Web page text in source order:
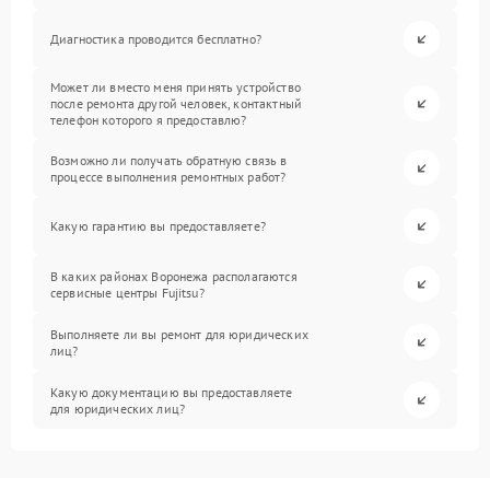
Диагностика проводится бесплатно?
Может ли вместо меня принять устройство
после ремонта другой человек, контактный
телефон которого я предоставлю?
Возможно ли получать обратную связь в
процессе выполнения ремонтных работ?
Какую гарантию вы предоставляете?
В каких районах Воронежа располагаются
сервисные центры Fujitsu?
Выполняете ли вы ремонт для юридических
лиц?
Какую документацию вы предоставляете
для юридических лиц?